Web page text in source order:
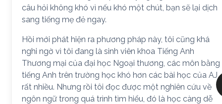
câu hỏi không khó vì nếu khó một chút, bạn sẽ lại dịch
sang tiếng mẹ đẻ ngay.
Hồi mới phát hiện ra phương pháp này, tôi cũng khá
nghi ngờ vì tôi đang là sinh viên khoa Tiếng Anh
Thương mại của đại học Ngoại thương, các môn bằng
tiếng Anh trên trường học khó hơn các bài học của AJ
rất nhiều. Nhưng rồi tôi đọc được một nghiên cứu về
ngôn ngữ trong quá trình tìm hiểu, đó là học càng dễ